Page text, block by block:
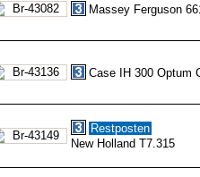
Massey Ferguson
Case IH 300 Optum
Restposten
New Holland T7.315